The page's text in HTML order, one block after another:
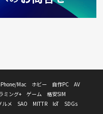
iPhone/Mac ホビー 自作PC
AV
ミング+ ゲーム
格安SIM
ルメ SAO MITTR IoT
SDGs